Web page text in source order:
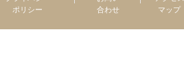
ポリシー
合わせ
マップ